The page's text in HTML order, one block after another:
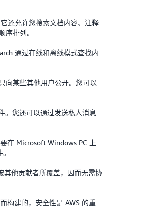
还允许您搜索文档内容、注释
序排列。
通过在线和离线模式查找内
向某些其他用户公开。您可以
。您还可以通过发送私人消息
在 Microsoft Windows PC 上
其他贡献者所覆盖，因而无需协
构建的，安全性是 AWS 的重